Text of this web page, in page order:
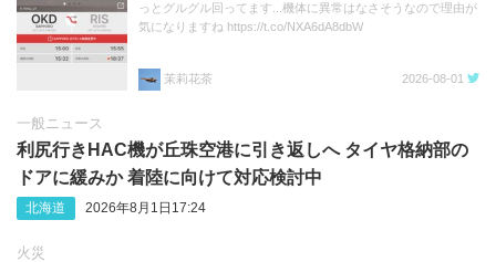
っとグルグル回ってます...機体に異常はなさそうなので理由が
気になりますね https://t.co/NXA6dA8dbW
茉莉花茶 2026-08-01
一般ニュース
利尻行きHAC機が丘珠空港に引き返しへ タイヤ格納部の
ドアに緩みか 着陸に向けて対応検討中
北海道 2026年8月1日17:24
火災